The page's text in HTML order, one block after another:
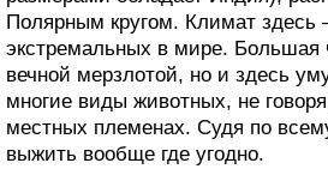
Полярным кругом. Климат
экстремальных в мире. Большая
вечной мерзлотой, но и здесь
многие виды животных, не
местных племенах. Судя по
выжить вообще где угодно.